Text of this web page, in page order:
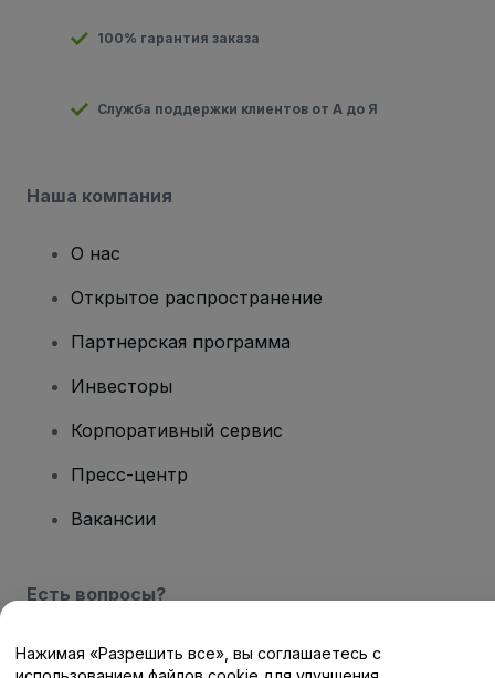
100% гарантия заказа
Служба поддержки клиентов от А до Я
Наша компания
О нас
Открытое распространение
Партнерская программа
Инвесторы
Корпоративный сервис
Пресс-центр
Вакансии
Есть вопросы?
Центр помощи / Свяжитесь с нами
Нажимая «Разрешить все», вы соглашаетесь с